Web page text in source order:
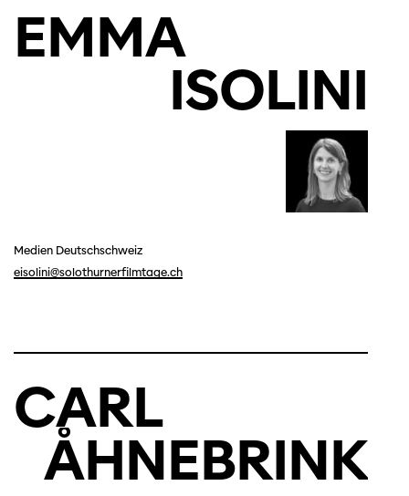
EMMA
ISOLINI
Medien Deutschschweiz
eisolini@solothurnerfilmtage.ch
CARL
ÅHNEBRINK